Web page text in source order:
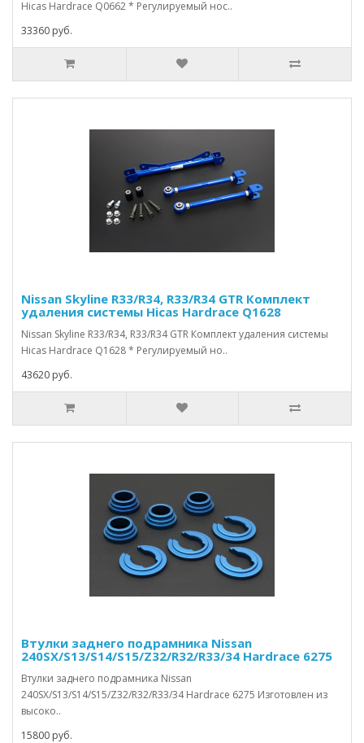
Hicas Hardrace Q0662 * Регулируемый нос..
33360 руб.
Nissan Skyline R33/R34, R33/R34 GTR Комплект
удаления системы Hicas Hardrace Q1628
Nissan Skyline R33/R34, R33/R34 GTR Комплект удаления системы
Hicas Hardrace Q1628 * Регулируемый но..
43620 руб.
Втулки заднего подрамника Nissan
240SX/S13/S14/S15/Z32/R32/R33/34 Hardrace 6275
Втулки заднего подрамника Nissan
240SX/S13/S14/S15/Z32/R32/R33/34 Hardrace 6275 Изготовлен из
высоко..
15800 руб.